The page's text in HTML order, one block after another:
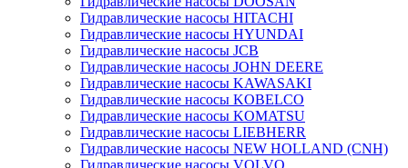
Гидравлические насосы HITACHI
Гидравлические насосы HYUNDAI
Гидравлические насосы JCB
Гидравлические насосы JOHN DEERE
Гидравлические насосы KAWASAKI
Гидравлические насосы KOBELCO
Гидравлические насосы KOMATSU
Гидравлические насосы LIEBHERR
Гидравлические насосы NEW HOLLAND (CNH)
Гидравлические насосы VOLVO